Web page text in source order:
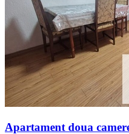
Apartament doua